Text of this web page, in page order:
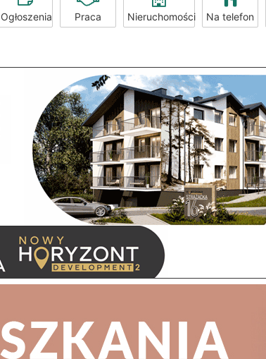
Ogłoszenia Praca Nieruchomości Na telefon